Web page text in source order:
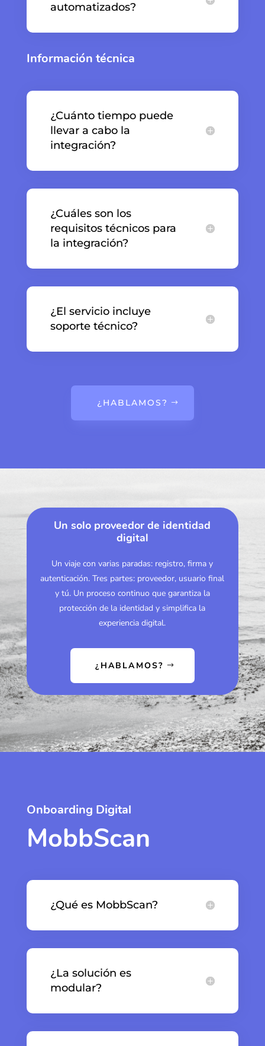
automatizados?
Información técnica
¿Cuánto tiempo puede
llevar a cabo la
integración?
¿Cuáles son los
requisitos técnicos para
la integración?
¿El servicio incluye
soporte técnico?
¿HABLAMOS?
Un solo proveedor de identidad
digital
Un viaje con varias paradas: registro, firma y
autenticación. Tres partes: proveedor, usuario final
y tú. Un proceso continuo que garantiza la
protección de la identidad y simplifica la
experiencia digital.
¿HABLAMOS?
Onboarding Digital
MobbScan
¿Qué es MobbScan?
¿La solución es
modular?